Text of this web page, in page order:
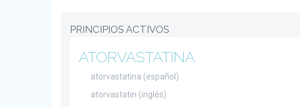
PRINCIPIOS ACTIVOS
ATORVASTATINA
atorvastatina (español)
atorvastatin (inglés)